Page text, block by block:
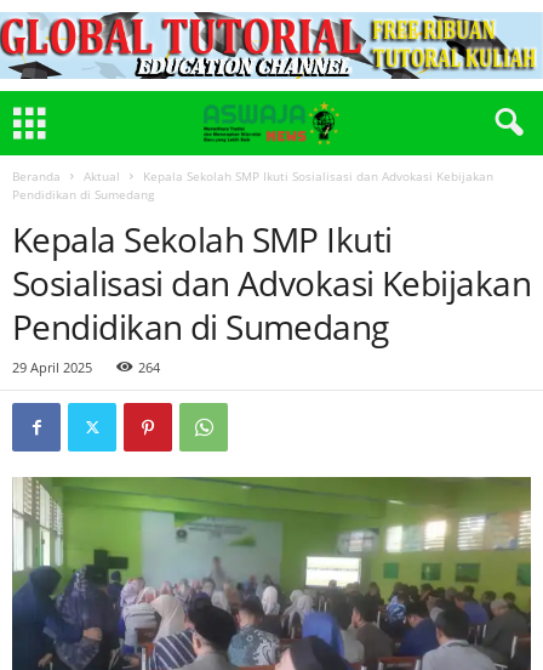
Beranda Aktual
Kepala Sekolah SMP Ikuti Sosialisasi dan Advokasi Kebijakan
Pendidikan di Sumedang
Kepala Sekolah SMP Ikuti
Sosialisasi dan Advokasi Kebijakan
Pendidikan di Sumedang
29 April 2025 264